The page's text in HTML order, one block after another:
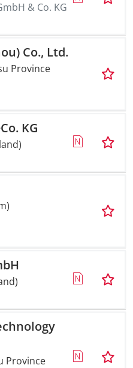
& Co. KG
Co., Ltd.
Province
KG
Province